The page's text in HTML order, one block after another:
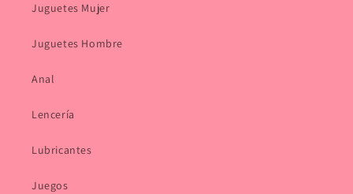
Juguetes Mujer
Juguetes Hombre
Anal
Lencería
Lubricantes
Juegos